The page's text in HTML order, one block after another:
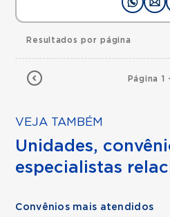
Página 1
Resultados por página
VEJA TAMBÉM
Unidades,
especialistas
Convênios mais atendidos